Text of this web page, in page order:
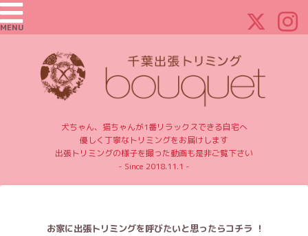
MENU
犬ちゃん、猫ちゃんが1番リラックスできる自宅へ
優しく丁寧なトリミングをお届けします
出張トリミングの様子を撮った動画も是非ご覧下さい
- Since 2018.11.1 -
お家に出張トリミングを呼びたいと思ったらコチラ ！